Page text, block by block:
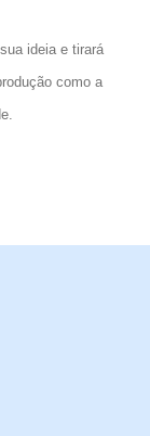
ideia e tirará
como a